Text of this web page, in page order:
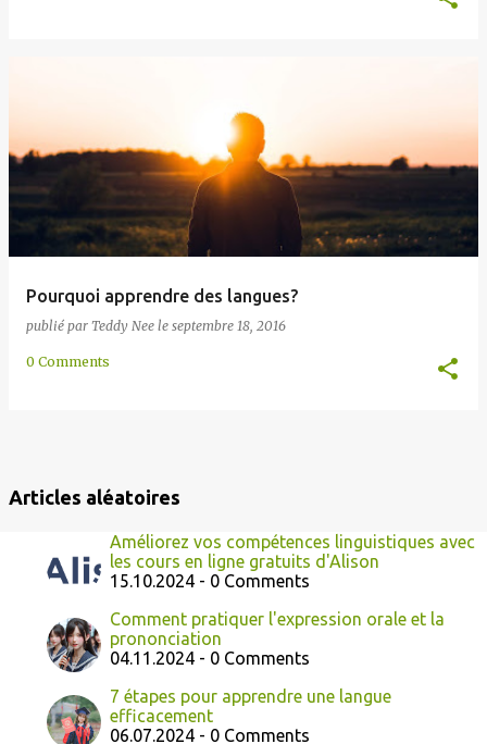
Pourquoi apprendre des langues?
publié par Teddy Nee le septembre 18, 2016
0 Comments
Articles aléatoires
Améliorez vos compétences linguistiques avec
les cours en ligne gratuits d'Alison
15.10.2024 - 0 Comments
Comment pratiquer l'expression orale et la
prononciation
04.11.2024 - 0 Comments
7 étapes pour apprendre une langue
efficacement
06.07.2024 - 0 Comments